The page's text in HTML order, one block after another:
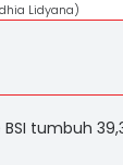
Lidyana)
tumbuh